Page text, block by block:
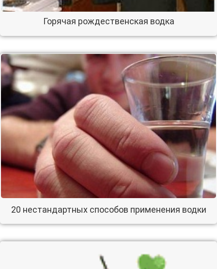
Горячая рождественская водка
20 нестандартных способов применения водки